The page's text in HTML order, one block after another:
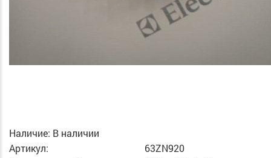
Наличие: В наличии
Артикул:
63ZN920